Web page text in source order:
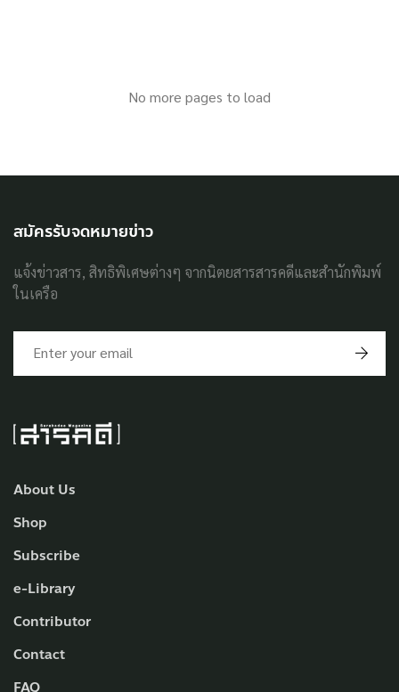
No more pages to load
About Us
Shop
Subscribe
e-Library
Contributor
Contact
FAQ
สมัครรับจดหมายข่าว
แจ้งข่าวสาร, สิทธิพิเศษต่างๆ จากนิตยสารสารคดีและสำนักพิมพ์
ในเครือ